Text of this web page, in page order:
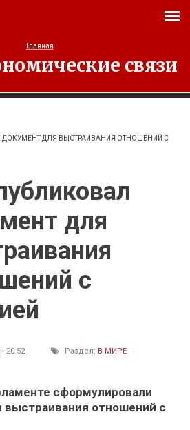
связи
ДОКУМЕНТ ДЛЯ ВЫСТРАИВАНИЯ ОТНОШЕНИЙ С
для
с
20:52 Раздел: В МИРЕ
сформулировали
выстраивания отношений с